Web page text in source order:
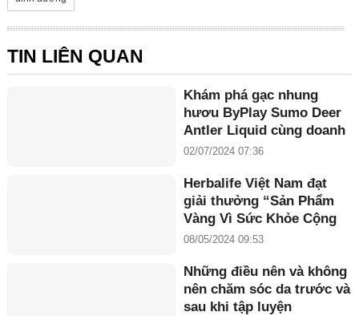
TIN LIÊN QUAN
Khám phá gạc nhung
hươu ByPlay Sumo Deer
Antler Liquid cùng doanh
nhân Maria Tuyền
02/07/2024 07:36
Herbalife Việt Nam đạt
giải thưởng “Sản Phẩm
Vàng Vì Sức Khỏe Cộng
Đồng năm 2024”
08/05/2024 09:53
Những điều nên và không
nên chăm sóc da trước và
sau khi tập luyện